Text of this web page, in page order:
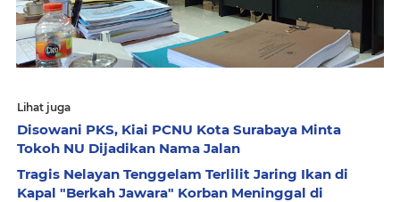
Lihat juga
Disowani PKS, Kiai PCNU Kota Surabaya Minta
Tokoh NU Dijadikan Nama Jalan
Tragis Nelayan Tenggelam Terlilit Jaring Ikan di
Kapal "Berkah Jawara" Korban Meninggal di